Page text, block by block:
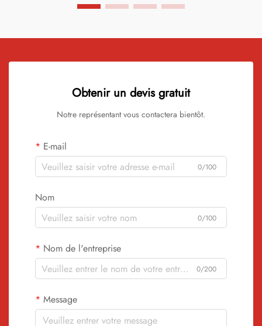
Obtenir un devis gratuit
Notre représentant vous contactera bientôt.
E-mail
0/100
Nom
0/100
Nom de l'entreprise
0/200
Message